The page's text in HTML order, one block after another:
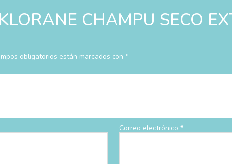
CHAMPU SECO
obligatorios están marcados con *
Correo electrónico*